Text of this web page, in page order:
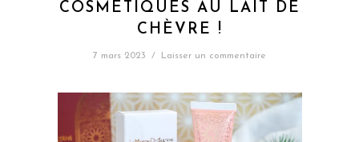
COSMÉTIQUES AU LAIT DE
CHÈVRE !
7 mars 2023 / Laisser un commentaire